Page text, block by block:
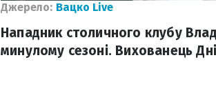
Джерело: Вацко Live
Нападник столичного клубу
минулому сезоні. Вихованець